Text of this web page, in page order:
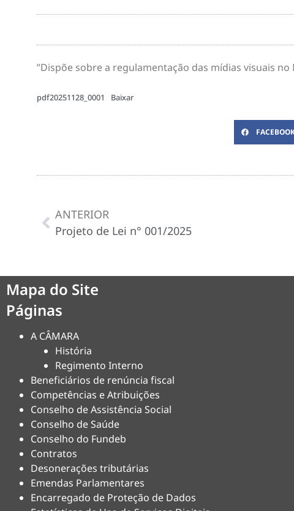
”Dispõe sobre a regulamentação das mídias visuais
pdf20251128_0001 Baixar
ANTERIOR
Projeto de Lei n° 001/2025
Mapa do Site
Páginas
A CÂMARA
História
Regimento Interno
Beneficiários de renúncia fiscal
Competências e Atribuições
Conselho de Assistência Social
Conselho de Saúde
Conselho do Fundeb
Contratos
Desonerações tributárias
Emendas Parlamentares
Encarregado de Proteção de Dados